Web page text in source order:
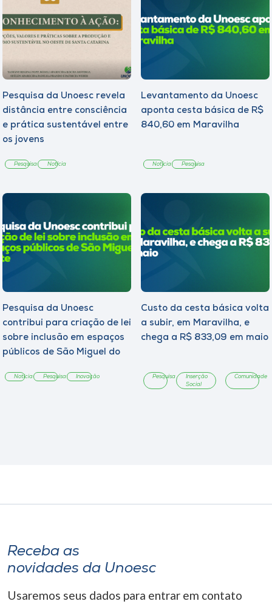
Pesquisa da Unoesc revela
distância entre consciência
e prática sustentável entre
os jovens
Pesquisa Notícia
Levantamento da Unoesc
aponta cesta básica de R$
840,60 em Maravilha
Notícia Pesquisa
Pesquisa da Unoesc
contribui para criação de lei
sobre inclusão em espaços
públicos de São Miguel do
Notícia Pesquisa Inovação
Custo da cesta básica volta
a subir, em Maravilha, e
chega a R$ 833,09 em maio
Pesquisa
Inserção
Social
Comunidade
Receba as
novidades da Unoesc
Usaremos seus dados para entrar em contato